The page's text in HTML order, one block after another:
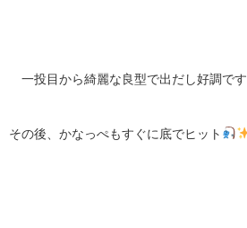
一投目から綺麗な良型で出だし好調です
その後、かなっぺもすぐに底でヒット